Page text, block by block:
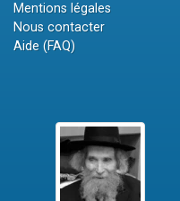
Mentions légales
Nous contacter
Aide (FAQ)